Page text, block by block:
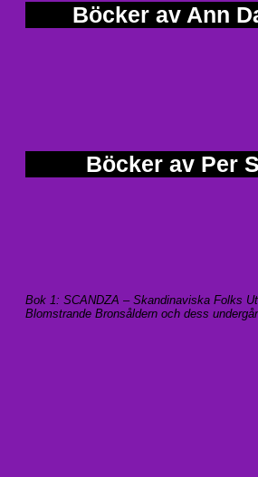
Böcker av Ann
Böcker av Per
Bok 1: SCANDZA – Skandinaviska Folks
Blomstrande Bronsåldern och dess